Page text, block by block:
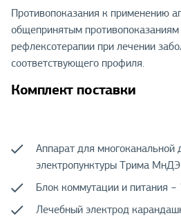
Противопоказания к применению
общепринятым
рефлексотерапии при лечении
соответствующего профиля.
Комплект поставки
Аппарат для многоканальной
электропунктуры Трима
Блок коммутации и питания −
Лечебный электрод